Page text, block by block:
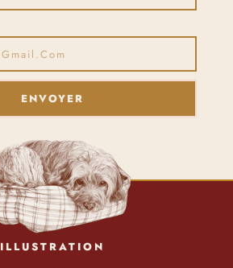
ENVOYER
ILLUSTRATION